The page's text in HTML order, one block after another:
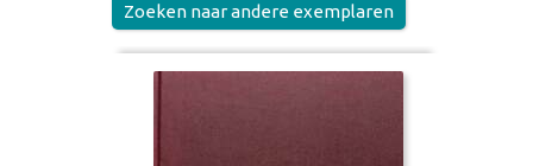
Zoeken naar andere exemplaren